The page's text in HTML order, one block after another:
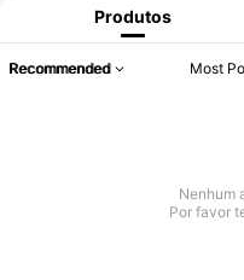
Produtos
Recommended Most
Nenhum
Por favor